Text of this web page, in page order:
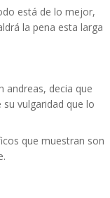
está de lo mejor,
la pena esta larga
andreas, decia que
vulgaridad que lo
que muestran son